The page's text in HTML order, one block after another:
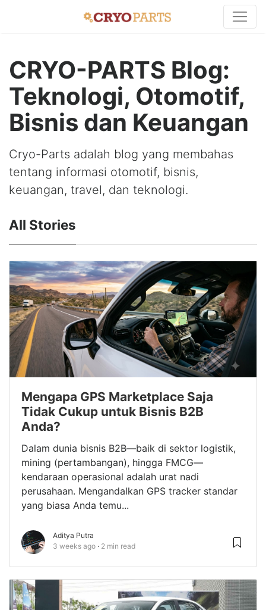
CRYO-PARTS Blog:
Teknologi, Otomotif,
Bisnis dan Keuangan
Cryo-Parts adalah blog yang membahas
tentang informasi otomotif, bisnis,
keuangan, travel, dan teknologi.
All Stories
Mengapa GPS Marketplace Saja
Tidak Cukup untuk Bisnis B2B
Anda?
Dalam dunia bisnis B2B—baik di sektor logistik,
mining (pertambangan), hingga FMCG—
kendaraan operasional adalah urat nadi
perusahaan. Mengandalkan GPS tracker standar
yang biasa Anda temu...
Aditya Putra
3 weeks ago
2 min read